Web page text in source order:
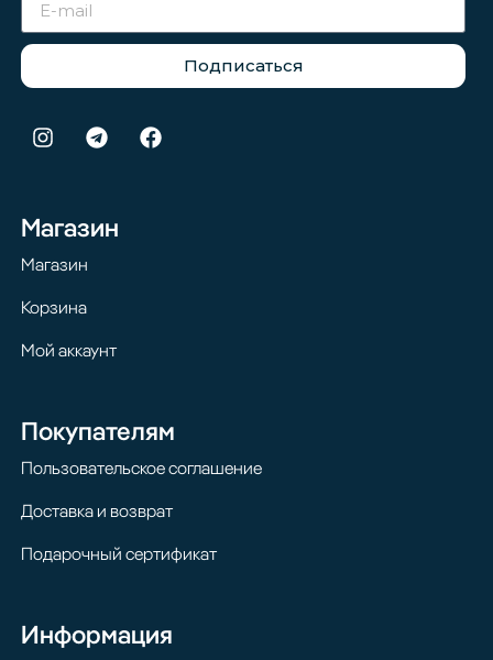
Подписаться
Магазин
Магазин
Корзина
Мой аккаунт
Покупателям
Пользовательское соглашение
Доставка и возврат
Подарочный сертификат
Информация